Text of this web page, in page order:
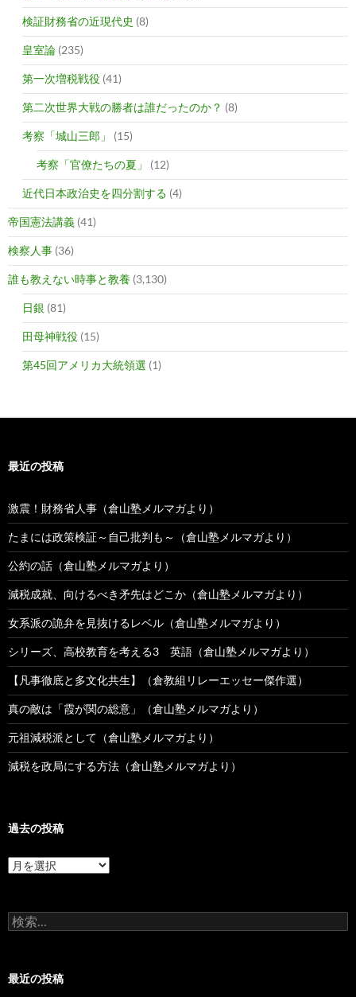
検証財務省の近現代史 (8)
皇室論 (235)
第一次増税戦役 (41)
第二次世界大戦の勝者は誰だったのか？ (8)
考察「城山三郎」 (15)
考察「官僚たちの夏」 (12)
近代日本政治史を四分割する (4)
帝国憲法講義 (41)
検察人事 (36)
誰も教えない時事と教養 (3,130)
日銀 (81)
田母神戦役 (15)
第45回アメリカ大統領選 (1)
最近の投稿
激震！財務省人事（倉山塾メルマガより）
たまには政策検証～自己批判も～（倉山塾メルマガより）
公約の話（倉山塾メルマガより）
減税成就、向けるべき矛先はどこか（倉山塾メルマガより）
女系派の詭弁を見抜けるレベル（倉山塾メルマガより）
シリーズ、高校教育を考える3 英語（倉山塾メルマガより）
【凡事徹底と多文化共生】（倉教組リレーエッセー傑作選）
真の敵は「霞が関の総意」（倉山塾メルマガより）
元祖減税派として（倉山塾メルマガより）
減税を政局にする方法（倉山塾メルマガより）
過去の投稿
過
去
稿
検
索:
最近の投稿